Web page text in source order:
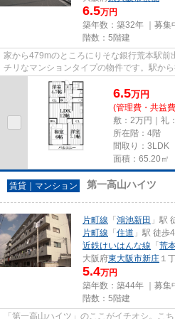
6.5万円
築年数：築32年 ｜募集
階数：5階建
家から479mのところにりそな銀行荒本駅前
チリなマンションタイプの物件です。駅か
物件です。近鉄けいはんな線荒...
6.5万円
(管理費・共益
敷：2万円｜礼
所在階：4階
間取り：3LDK
面積：65.20㎡
賃貸｜マンション 第一高山ハイツ
片町線 「 鴻池新田 」駅
片町線 「 住道 」駅 徒歩
近鉄けいはんな線 「 荒
大阪府東大阪市新庄 １
5.4万円
築年数：築44年 ｜募集
階数：5階建
「第一高山ハイツ」のここがイチオシ。こ